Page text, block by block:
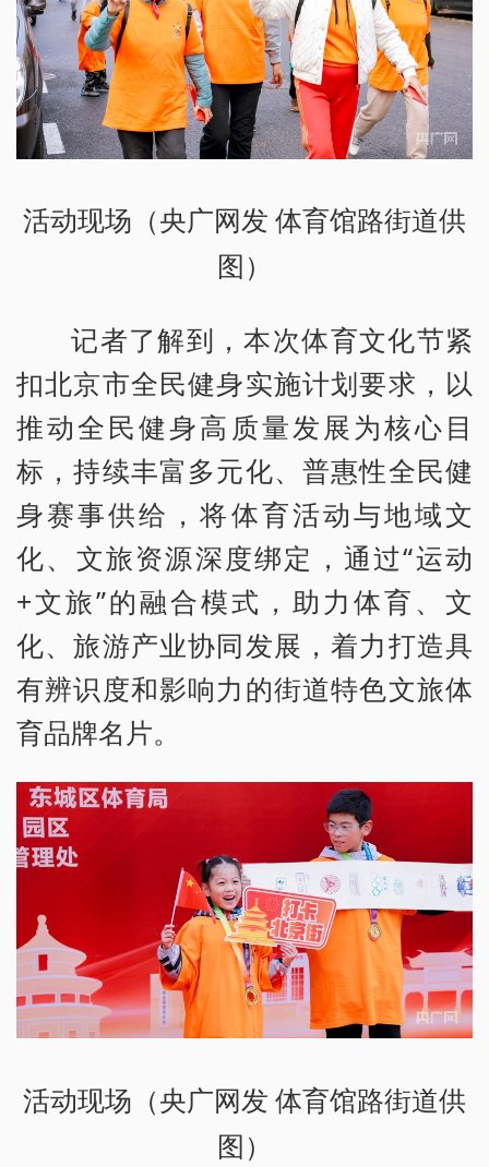
活动现场（央广网发 体育馆路街道供
图）
记者了解到，本次体育文化节紧
扣北京市全民健身实施计划要求，以
推动全民健身高质量发展为核心目
标，持续丰富多元化、普惠性全民健
身赛事供给，将体育活动与地域文
化、文旅资源深度绑定，通过“运动
+文旅”的融合模式，助力体育、文
化、旅游产业协同发展，着力打造具
有辨识度和影响力的街道特色文旅体
育品牌名片。
活动现场（央广网发 体育馆路街道供
图）